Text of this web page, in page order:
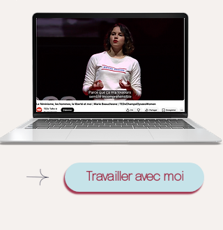
Travailler avec moi